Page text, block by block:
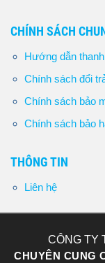
CHÍNH SÁCH
Hướng dẫn
Chính sách đổi
Chính sách bảo
Chính sách bảo
THÔNG TIN
Liên hệ
CÔNG TY
CHUYÊN CUNG